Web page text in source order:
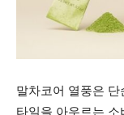
말차코어 열풍은
타일을 아우르는